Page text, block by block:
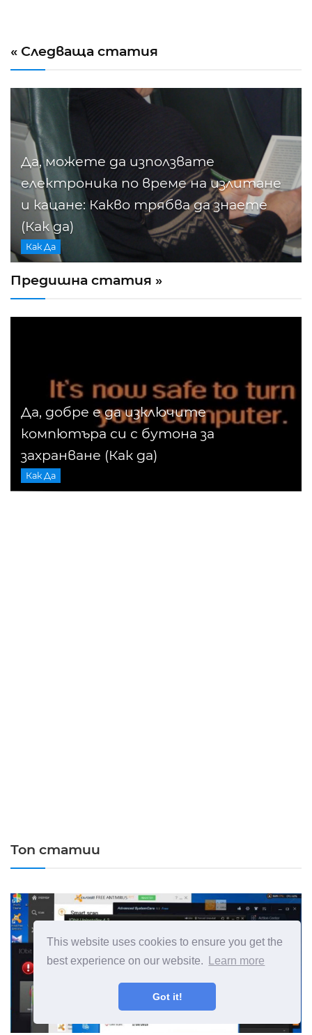
This website uses cookies to ensure you get the
best experience on our website.
Learn more
Got it!
« Следваща статия
Да, можете да използвате
електроника по време на излитане
и кацане: Какво трябва да знаете
(Как да)
Как Да
Предишна статия »
Да, добре е да изключите
компютъра си с бутона за
захранване (Как да)
Как Да
Топ статии